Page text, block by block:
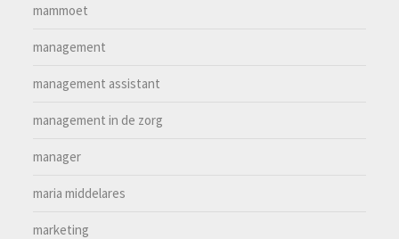
mammoet
management
management assistant
management in de zorg
manager
maria middelares
marketing